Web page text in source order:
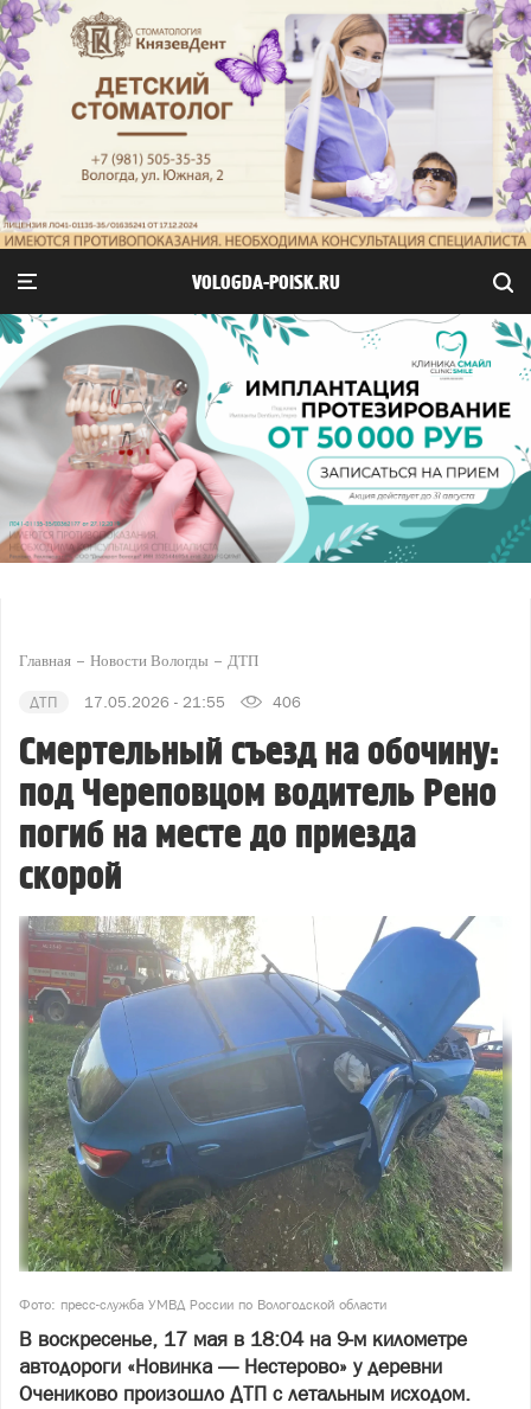
VOLOGDA-POISK.RU
Главная Новости Вологды ДТП
ДТП 17.05.2026 - 21:55 406
Смертельный съезд на обочину:
под Череповцом водитель Рено
погиб на месте до приезда
скорой
Фото: пресс-служба УМВД России по Вологодской области
В воскресенье, 17 мая в 18:04 на 9-м километре
автодороги «Новинка — Нестерово» у деревни
Очениково произошло ДТП с летальным исходом.